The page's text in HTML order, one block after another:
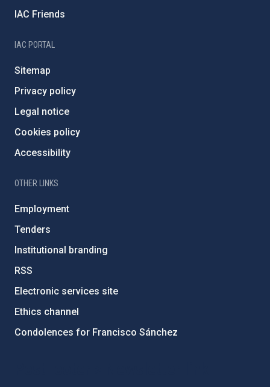
IAC Friends
IAC PORTAL
Sitemap
Privacy policy
Legal notice
Cookies policy
Accessibility
OTHER LINKS
Employment
Tenders
Institutional branding
RSS
Electronic services site
Ethics channel
Condolences for Francisco Sánchez